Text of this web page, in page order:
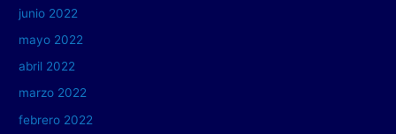
junio 2022
mayo 2022
abril 2022
marzo 2022
febrero 2022